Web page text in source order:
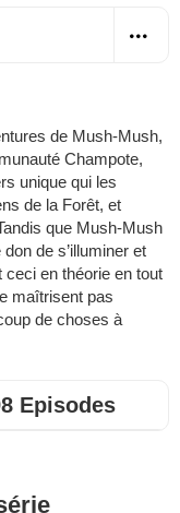
de Mush-Mush,
Champote,
unique qui les
de la Forêt, et
que Mush-Mush
de s’illuminer et
ceci en théorie en tout
maîtrisent pas
de choses à
Episodes